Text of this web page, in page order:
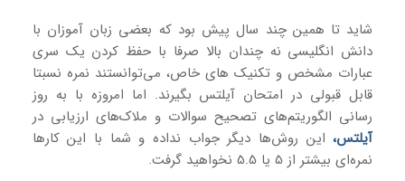
شاید تا همین چند سال پیش بود که بعضی زبان آموزان با
دانش انگلیسی نه چندان بالا صرفا با حفظ کردن یک سری
عبارات مشخص و تکنیک های خاص، می‌توانستند نمره نسبتا
قابل قبولی در امتحان آیلتس بگیرند. اما امروزه با به روز
رسانی الگوریتم‌های تصحیح سوالات و ملاک‌های ارزیابی در
آیلتس،این روش‌ها دیگر جواب نداده و شما با این کارها
نمره‌ای بیشتر از 5 یا 5.5 نخواهید گرفت.